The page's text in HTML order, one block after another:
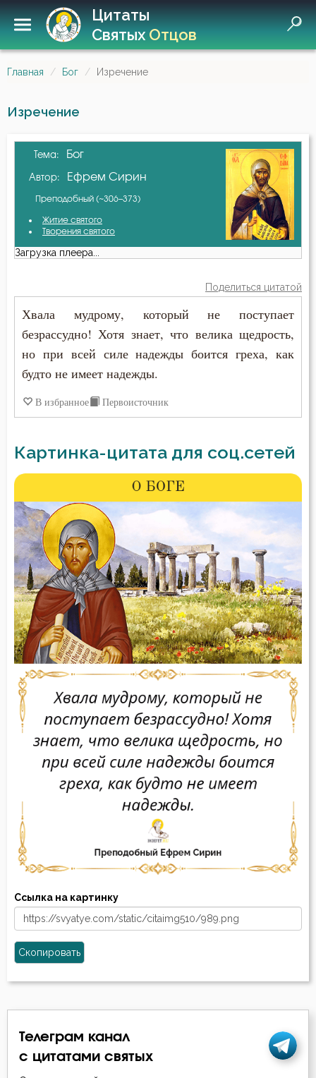
Цитаты
СвятыхОтцов
Главная Бог Изречение
Изречение
Тема: Бог
Автор: Ефрем Сирин
Преподобный (~306–373)
Житие святого
Творения святого
Загрузка плеера...
Поделиться цитатой
Хвала мудрому, который не поступает
безрассудно! Хотя знает, что велика щедрость,
но при всей силе надежды боится греха, как
будто не имеет надежды.
В избранное Первоисточник
Картинка-цитата для соц.сетей
Ссылка на картинку
Скопировать
Телеграм канал
с цитатами святых